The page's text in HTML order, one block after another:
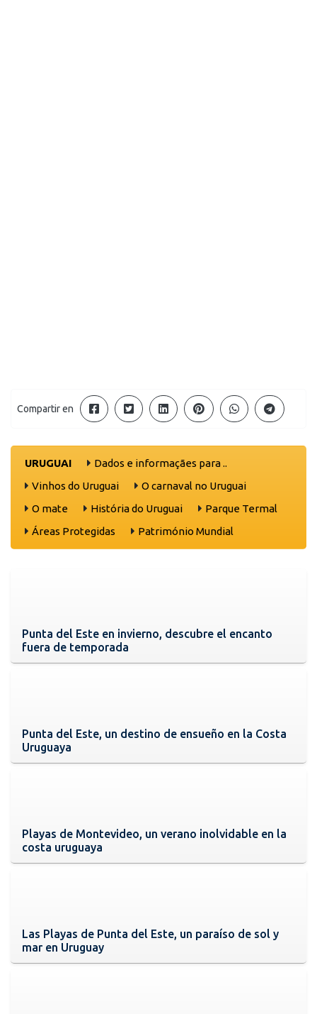
Compartir en
URUGUAI
Dados e informaçães para ..
Vinhos do Uruguai
O carnaval no Uruguai
O mate
História do Uruguai
Parque Termal
Áreas Protegidas
Património Mundial
Punta del Este en invierno, descubre el encanto
fuera de temporada
Punta del Este, un destino de ensueño en la Costa
Uruguaya
Playas de Montevideo, un verano inolvidable en la
costa uruguaya
Las Playas de Punta del Este, un paraíso de sol y
mar en Uruguay